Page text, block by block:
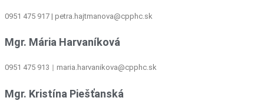
0951 475 917 | petra.hajtmanova@cpphc.sk
Mgr. Mária Harvaníková
0951 475 913 maria.harvanikova@cpphc.sk
Mgr. Kristína Piešťanská